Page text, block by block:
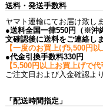
送料・発送手数料
ヤマト運輸にてお届け致しま
●送料全国一律550円（※沖
文確認後に送料をご連絡しま
【一度のお買上げ5,500円以
●代金引換手数料330円
【5,500円以上お買上げで代
ご注文日および入金確認よ
「配送時間指定」